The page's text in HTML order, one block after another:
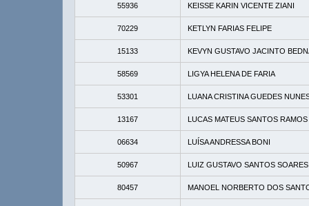
55936 KEISSE KARIN VICENTE ZIANI
70229 KETLYN FARIAS FELIPE
15133 KEVYN GUSTAVO JACINTO
58569 LIGYA HELENA DE FARIA
53301 LUANA CRISTINA GUEDES
13167 LUCAS MATEUS SANTOS RAMOS
06634 LUÍSA ANDRESSA BONI
50967 LUIZ GUSTAVO SANTOS SOARES
80457 MANOEL NORBERTO DOS